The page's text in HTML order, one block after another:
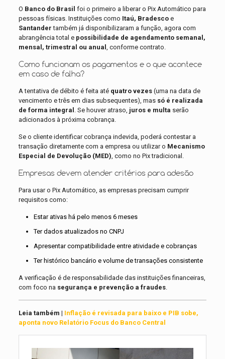
O Banco do Brasil foi o primeiro a liberar o Pix Automático para
pessoas físicas. Instituições como Itaú, Bradescoe
Santander também já disponibilizaram a função, agora com
abrangência total e possibilidade de agendamento semanal,
mensal, trimestral ou anual , conforme contrato.
Como funcionam os pagamentos e o que acontece
em caso de falha?
A tentativa de débito é feita até quatro vezes(uma na data de
vencimento e três em dias subsequentes), mas só é realizada
de forma integral . Se houver atraso, juros e multa serão
adicionados à próxima cobrança.
Se o cliente identificar cobrança indevida, poderá contestar a
transação diretamente com a empresa ou utilizar o Mecanismo
Especial de Devolução (MED) , como no Pix tradicional.
Empresas devem atender critérios para adesão
Para usar o Pix Automático, as empresas precisam cumprir
requisitos como:
Estar ativas há pelo menos 6 meses
Ter dados atualizados no CNPJ
Apresentar compatibilidade entre atividade e cobranças
Ter histórico bancário e volume de transações consistente
A verificação é de responsabilidade das instituições financeiras,
com foco na segurança e prevenção a fraudes.
Leia também | Inflação é revisada para baixo e PIB sobe,
aponta novo Relatório Focus do Banco Central